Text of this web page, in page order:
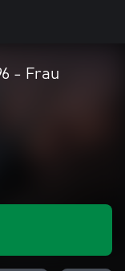
- Frau